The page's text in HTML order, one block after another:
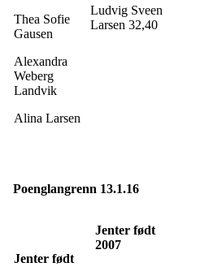
Thea Sofie
Gausen
Alexandra
Weberg
Landvik
Alina Larsen
Ludvig Sveen
Larsen 32,40
Poenglangrenn 13.1.16
Jenter født
Jenter født
2007